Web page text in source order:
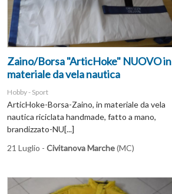
Zaino/Borsa "ArticHoke" NUOVO in
materiale da vela nautica
Hobby - Sport
ArticHoke-Borsa-Zaino, in materiale da vela
nautica riciclata handmade, fatto a mano,
brandizzato-NU[...]
21 Luglio - Civitanova Marche(MC)